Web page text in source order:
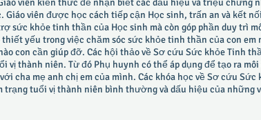
viên kiến thức để nhận biết các dấu hiệu và triệu chứng
Giáo viên được học cách tiếp cận Học sinh, trấn an và kết
sức khỏe tinh thần của Học sinh mà còn góp phần duy trì
thiết yếu trong việc chăm sóc sức khỏe tinh thần của con
con cần giúp đỡ. Các hội thảo về Sơ cứu Sức khỏe Tinh
vị thành niên. Từ đó Phụ huynh có thể áp dụng để tạo ra
cha mẹ anh chị em của mình. Các khóa học về Sơ cứu Sức
trạng tuổi vị thành niên bình thường và dấu hiệu của những